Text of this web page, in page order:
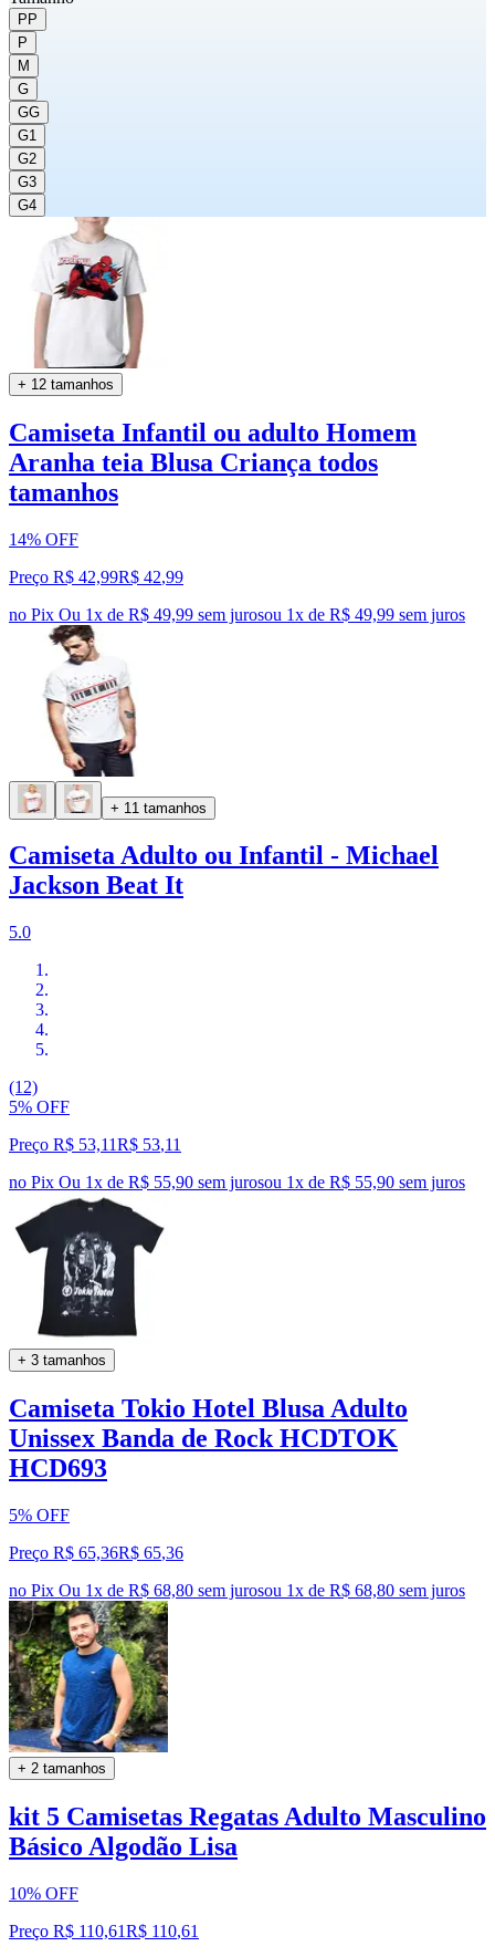
PP
P
M
G
GG
G1
G2
G3
G4
+ 12 tamanhos
Camiseta Infantil ou adulto Homem
Aranha teia Blusa Criança todos
tamanhos
14% OFF
Preço R$ 42,99R$ 42,99
no Pix Ou 1x de R$ 49,99 sem jurosou 1x de R$ 49,99 sem juros
+ 11 tamanhos
Camiseta Adulto ou Infantil - Michael
Jackson Beat It
5.0
(12)
5% OFF
Preço R$ 53,11R$ 53,11
no Pix Ou 1x de R$ 55,90 sem jurosou 1x de R$ 55,90 sem juros
+ 3 tamanhos
Camiseta Tokio Hotel Blusa Adulto
Unissex Banda de Rock HCDTOK
HCD693
5% OFF
Preço R$ 65,36R$ 65,36
no Pix Ou 1x de R$ 68,80 sem jurosou 1x de R$ 68,80 sem juros
+ 2 tamanhos
kit 5 Camisetas Regatas Adulto Masculino
Básico Algodão Lisa
10% OFF
Preço R$ 110,61R$ 110,61